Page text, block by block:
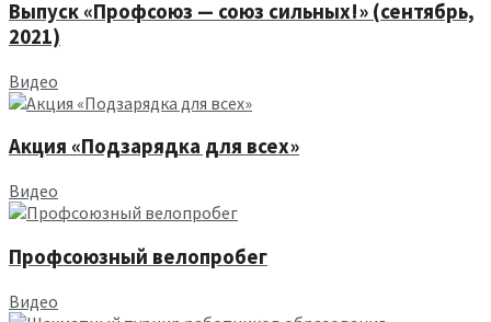
Выпуск «Профсоюз — союз сильных!» (сентябрь,
2021)
Видео
Акция «Подзарядка для всех»
Видео
Профсоюзный велопробег
Видео